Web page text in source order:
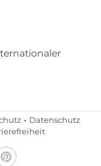
Datenschutz